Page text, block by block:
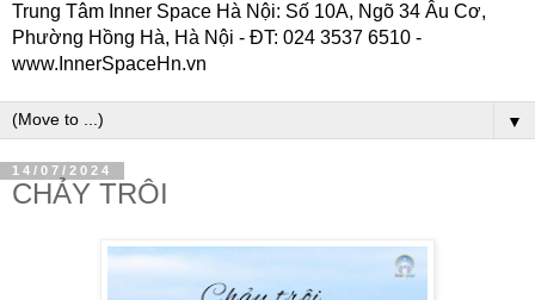
Trung Tâm Inner Space Hà Nội: Số 10A, Ngõ 34 Âu Cơ,
Phường Hồng Hà, Hà Nội - ĐT: 024 3537 6510 -
www.InnerSpaceHn.vn
▼
14/07/2024
CHẢY TRÔI